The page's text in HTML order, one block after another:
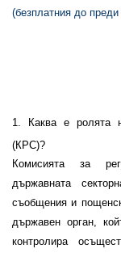
(безплатния до
1. Каква е ролята
(КРС)?
Комисията за
държавната
съобщения и
държавен орган,
контролира